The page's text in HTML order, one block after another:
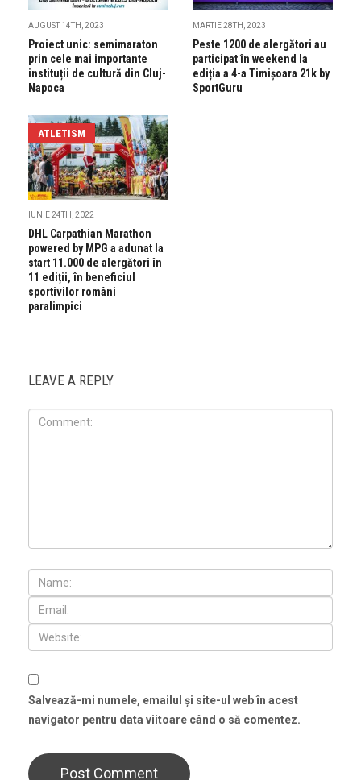
AUGUST 14TH, 2023
Proiect unic: semimaraton
prin cele mai importante
instituții de cultură din Cluj-
Napoca
MARTIE 28TH, 2023
Peste 1200 de alergători au
participat în weekend la
ediția a 4-a Timișoara 21k by
SportGuru
ATLETISM
IUNIE 24TH, 2022
DHL Carpathian Marathon
powered by MPG a adunat la
start 11.000 de alergători în
11 ediții, în beneficiul
sportivilor români
paralimpici
LEAVE A REPLY
Salvează-mi numele, emailul și site-ul web în acest
navigator pentru data viitoare când o să comentez.